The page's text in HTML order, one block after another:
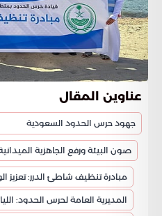
عناوين المقال
جهود حرس الحدود السعودية
صون البيئة ورفع الجاهزية
مبادرة تنظيف شاطئ الدرر: تعزيز
المديرية العامة لحرس الحدود: